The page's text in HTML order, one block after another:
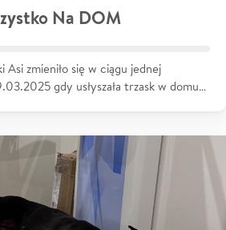
Na DOM
Asi zmieniło się w ciągu jednej
gdy usłyszała trzask w domu…